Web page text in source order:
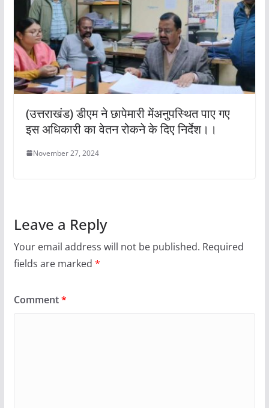
(उत्तराखंड) डीएम ने छापेमारी मेंअनुपस्थित पाए गए
इस अधिकारी का वेतन रोकने के दिए निर्देश।।
November 27, 2024
Leave a Reply
Your email address will not be published. Required
fields are marked *
Comment*